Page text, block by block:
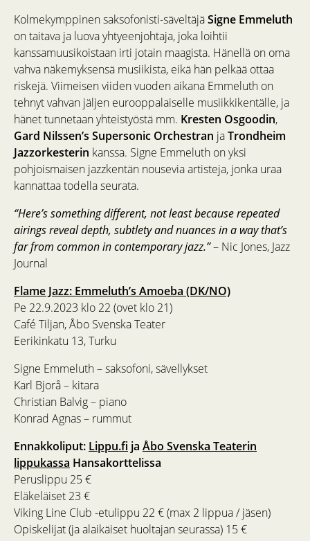
Kolmekymppinen saksofonisti-säveltäjäSigne Emmeluth
on taitava ja luova yhtyeenjohtaja, joka loihtii
kanssamuusikoistaan irti jotain maagista. Hänellä on oma
vahva näkemyksensä musiikista, eikä hän pelkää ottaa
riskejä. Viimeisen viiden vuoden aikana Emmeluth on
tehnyt vahvan jäljen eurooppalaiselle musiikkikentälle, ja
hänet tunnetaan yhteistyöstä mm. Kresten Osgoodin,
Gard Nilssen’s Supersonic Orchestran jaTrondheim
Jazzorkesterin kanssa. Signe Emmeluth on yksi
pohjoismaisen jazzkentän nousevia artisteja, jonka uraa
kannattaa todella seurata.
“Here’s something different, not least because repeated
airings reveal depth, subtlety and nuances in a way that’s
far from common in contemporary jazz.”– Nic Jones, Jazz
Journal
Flame Jazz: Emmeluth’s Amoeba (DK/NO)
Pe 22.9.2023 klo 22 (ovet klo 21)
Café Tiljan, Åbo Svenska Teater
Eerikinkatu 13, Turku
Signe Emmeluth – saksofoni, sävellykset
Karl Bjorå – kitara
Christian Balvig – piano
Konrad Agnas – rummut
Ennakkoliput: Lippu.fi ja Åbo Svenska Teaterin
lippukassa Hansakorttelissa
Peruslippu 25 €
Eläkeläiset 23 €
Viking Line Club -etulippu 22 € (max 2 lippua / jäsen)
Opiskelijat (ja alaikäiset huoltajan seurassa) 15 €